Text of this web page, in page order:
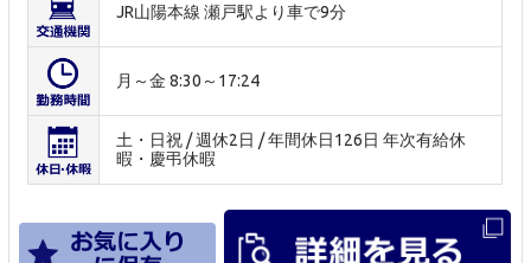
JR山陽本線 瀬戸駅より車で9分
月～金 8:30～17:24
土・日祝 / 週休2日 / 年間休日126日 年次有給休
暇・慶弔休暇